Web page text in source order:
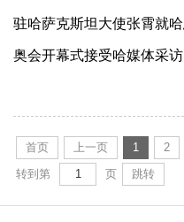
驻哈萨克斯坦大使张霄就
奥会开幕式接受哈媒体采访
首页 上一页 1 2
转到第
页 跳转